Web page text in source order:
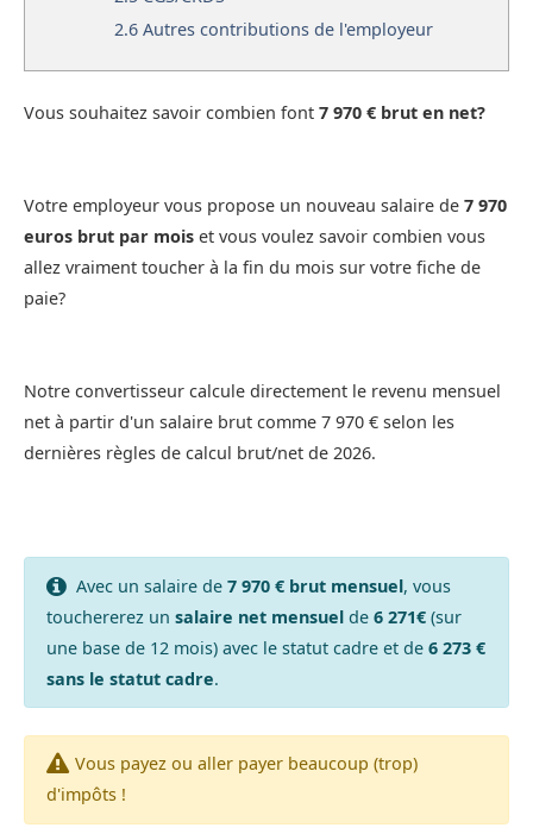
2.6 Autres contributions de l'employeur
Vous souhaitez savoir combien font 7 970 € brut en net?
Votre employeur vous propose un nouveau salaire de 7 970
euros brut par mois et vous voulez savoir combien vous
allez vraiment toucher à la fin du mois sur votre fiche de
paie?
Notre convertisseur calcule directement le revenu mensuel
net à partir d'un salaire brut comme 7 970 € selon les
dernières règles de calcul brut/net de 2026.
Avec un salaire de 7 970 € brut mensuel, vous
touchererez un salaire net mensuelde 6 271€(sur
une base de 12 mois) avec le statut cadre et de 6 273 €
sans le statut cadre.
Vous payez ou aller payer beaucoup (trop)
d'impôts !